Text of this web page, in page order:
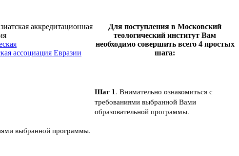
ассоциация Евразии
Для поступления в Московский
теологический институт Вам
необходимо совершить всего 4 простых
шага:
Шаг 1. Внимательно ознакомиться с
требованиями выбранной Вами
образовательной программы.
выбранной программы.